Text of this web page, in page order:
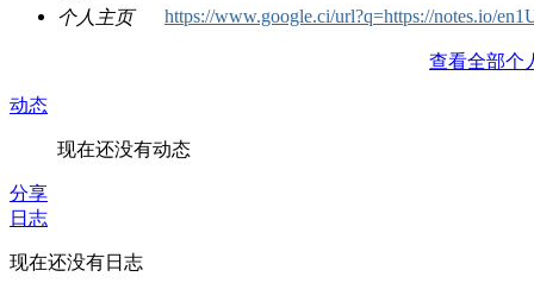
个人主页
https://www.google.ci/url?q=https://notes.io/
查看全部个
动态
现在还没有动态
分享
日志
现在还没有日志